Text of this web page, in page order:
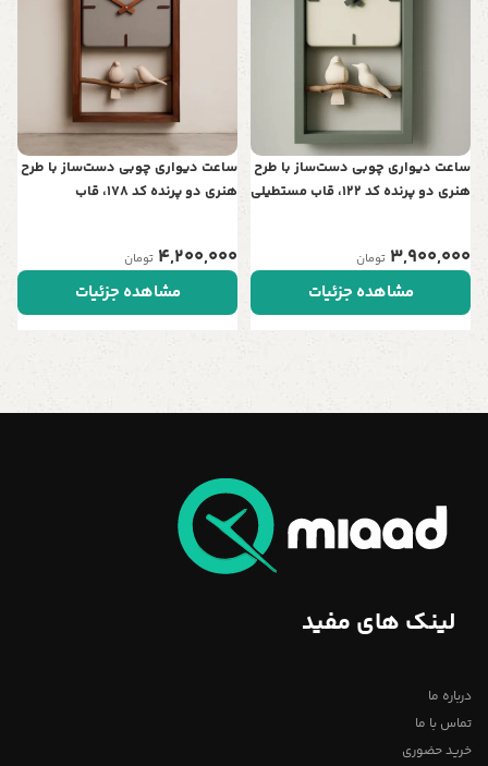
ساعت دیواری چوبی دست‌ساز با طرح
هنری دو پرنده کد 122، قاب مستطیلی
3,900,000 تومان
مشاهده جزئیات
ساعت دیواری چوبی دست‌ساز با طرح
هنری دو پرنده کد 178، قاب
4,200,000 تومان
مشاهده جزئیات
لینک های مفید
درباره ما
تماس با ما
خرید حضوری